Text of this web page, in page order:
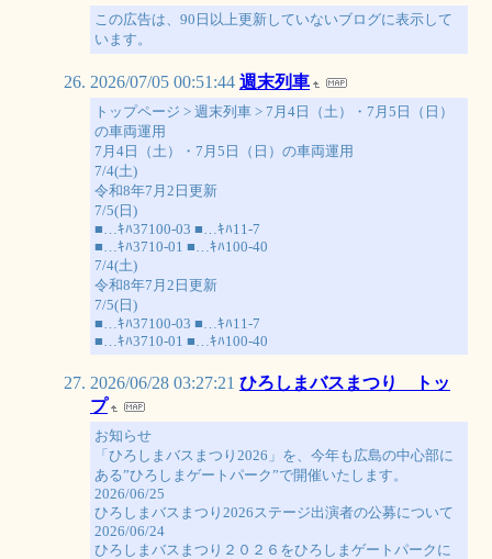
この広告は、90日以上更新していないブログに表示して
います。
2026/07/05 00:51:44 週末列車
トップページ > 週末列車 > 7月4日（土）・7月5日（日）
の車両運用
7月4日（土）・7月5日（日）の車両運用
7/4(土)
令和8年7月2日更新
7/5(日)
■…ｷﾊ37100-03 ■…ｷﾊ11-7
■…ｷﾊ3710-01 ■…ｷﾊ100-40
7/4(土)
令和8年7月2日更新
7/5(日)
■…ｷﾊ37100-03 ■…ｷﾊ11-7
■…ｷﾊ3710-01 ■…ｷﾊ100-40
2026/06/28 03:27:21 ひろしまバスまつり トッ
プ
お知らせ
「ひろしまバスまつり2026」を、今年も広島の中心部に
ある”ひろしまゲートパーク”で開催いたします。
2026/06/25
ひろしまバスまつり2026ステージ出演者の公募について
2026/06/24
ひろしまバスまつり２０２６をひろしまゲートパークに